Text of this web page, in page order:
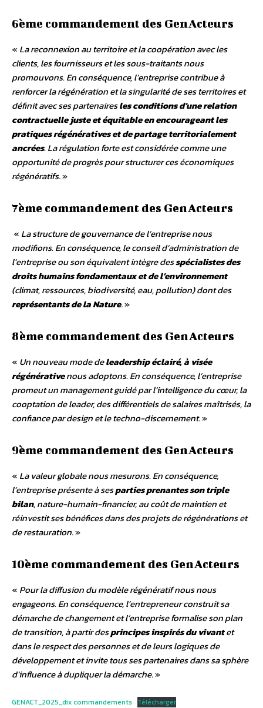
6ème commandement des GenActeurs
« La reconnexion au territoire et la coopération avec les
clients, les fournisseurs et les sous-traitants nous
promouvons. En conséquence, l’entreprise contribue à
renforcer la régénération et la singularité de ses territoires et
définit avec ses partenairesles conditions d’une relation
contractuelle juste et équitable en encourageant les
pratiques régénératives et de partage territorialement
ancrées. La régulation forte est considérée comme une
opportunité de progrès pour structurer ces économiques
régénératifs. »
7ème commandement des GenActeurs
« La structure de gouvernance de l’entreprise nous
modifions. En conséquence, le conseil d’administration de
l’entreprise ou son équivalent intègre desspécialistes des
droits humains fondamentaux et de l’environnement
(climat, ressources, biodiversité, eau, pollution) dont des
représentants de la Nature. »
8ème commandement des GenActeurs
« Un nouveau mode deleadership éclairé, à visée
régénérativenous adoptons. En conséquence, l’entreprise
promeut un management guidé par l’intelligence du cœur, la
cooptation de leader, des différentiels de salaires maîtrisés, la
confiance par design et le techno-discernement. »
9ème commandement des GenActeurs
« La valeur globale nous mesurons. En conséquence,
l’entreprise présente à sesparties prenantes son triple
bilan, nature-humain-financier, au coût de maintien et
réinvestit ses bénéfices dans des projets de régénérations et
de restauration. »
10ème commandement des GenActeurs
« Pour la diffusion du modèle régénératif nous nous
engageons. En conséquence, l’entrepreneur construit sa
démarche de changement et l’entreprise formalise son plan
de transition, à partir desprincipes inspirés du vivantet
dans le respect des personnes et de leurs logiques de
développement et invite tous ses partenaires dans sa sphère
d’influence à dupliquer la démarche. »
GENACT_2025_dix commandements Télécharger